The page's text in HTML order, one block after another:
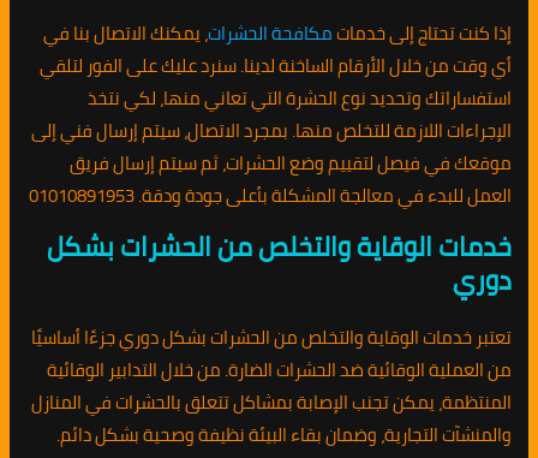
إذا كنت تحتاج إلى خدماتمكافحة الحشرات، يمكنك الاتصال بنا في
أي وقت من خلال الأرقام الساخنة لدينا. سنرد عليك على الفور لتلقي
استفساراتك وتحديد نوع الحشرة التي تعاني منها، لكي نتخذ
الإجراءات اللازمة للتخلص منها. بمجرد الاتصال، سيتم إرسال فني إلى
موقعك في فيصل لتقييم وضع الحشرات، ثم سيتم إرسال فريق
العمل للبدء في معالجة المشكلة بأعلى جودة ودقة. 01010891953
خدمات الوقاية والتخلص من الحشرات بشكل
دوري
تعتبر خدمات الوقاية والتخلص من الحشرات بشكل دوري جزءًا أساسيًا
من العملية الوقائية ضد الحشرات الضارة. من خلال التدابير الوقائية
المنتظمة، يمكن تجنب الإصابة بمشاكل تتعلق بالحشرات في المنازل
والمنشآت التجارية، وضمان بقاء البيئة نظيفة وصحية بشكل دائم.